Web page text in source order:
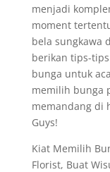
menjadi
moment
bela sungkawa
berikan tips-
bunga untuk
memilih bunga
memandang di
Guys!
Kiat Memilih
Florist, Buat